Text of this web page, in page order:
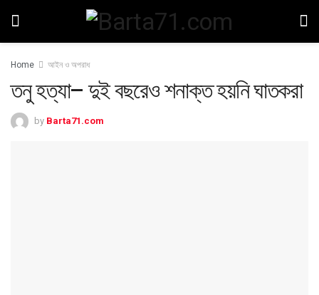
Home আইন ও অপরাধ
তনু হত্যা– দুই বছরেও শনাক্ত হয়নি ঘাতকরা
by Barta71.com